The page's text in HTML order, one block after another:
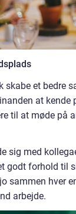
et bedre
at kende
til at møde på
sig med
godt forhold til
sammen hver
arbejde.